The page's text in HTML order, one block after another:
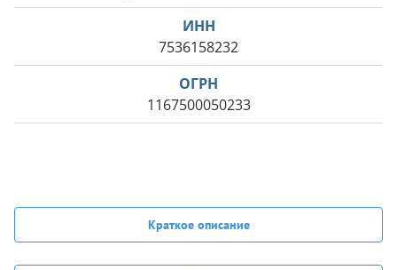
ИНН
7536158232
ОГРН
1167500050233
Краткое описание